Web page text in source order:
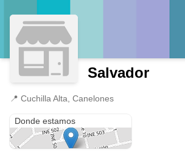
Salvador
📍 Cuchilla Alta, Canelones
Donde estamos